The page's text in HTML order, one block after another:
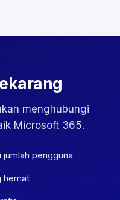
menghubungi
Microsoft 365.
pengguna
hemat